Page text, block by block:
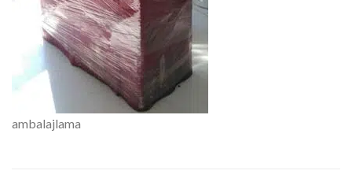
ambalajlama